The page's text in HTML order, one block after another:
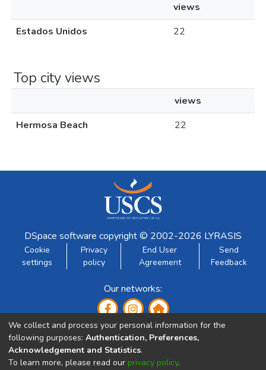
views
Estados Unidos
22
Top city views
views
Hermosa Beach
22
DSpace software copyright © 2002-2026 LYRASIS
Cookie
settings
Privacy
policy
End User
Agreement
Send
Feedback
Our networks:
Developed by:
We collect and process your personal information for the
following purposes: Authentication, Preferences,
Acknowledgement and Statistics.
To learn more, please read our privacy policy.